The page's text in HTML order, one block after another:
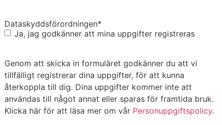
Dataskyddsförordningen*
Ja, jag godkänner att mina uppgifter registreras
Genom att skicka in formuläret godkänner du att vi
tillfälligt registrerar dina uppgifter, för att kunna
återkoppla till dig. Dina uppgifter kommer inte att
användas till något annat eller sparas för framtida bruk.
Klicka här för att läsa mer om vår Personuppgiftspolicy.